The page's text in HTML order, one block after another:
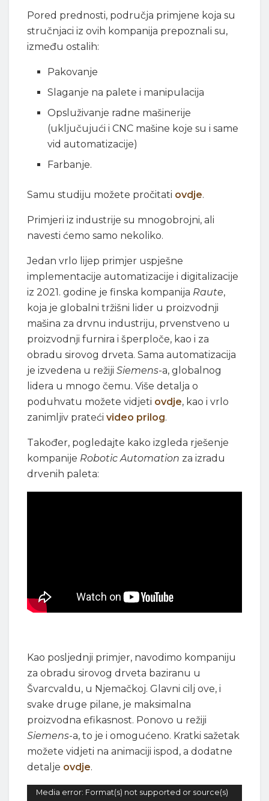
Pored prednosti, područja primjene koja su
stručnjaci iz ovih kompanija prepoznali su,
između ostalih:
Pakovanje
Slaganje na palete i manipulacija
Opsluživanje radne mašinerije
(uključujući i CNC mašine koje su i same
vid automatizacije)
Farbanje.
Samu studiju možete pročitati ovdje.
Primjeri iz industrije su mnogobrojni, ali
navesti ćemo samo nekoliko.
Jedan vrlo lijep primjer uspješne
implementacije automatizacije i digitalizacije
iz 2021. godine je finska kompanija Raute,
koja je globalni tržišni lider u proizvodnji
mašina za drvnu industriju, prvenstveno u
proizvodnji furnira i šperploče, kao i za
obradu sirovog drveta. Sama automatizacija
je izvedena u režiji Siemens-a, globalnog
lidera u mnogo čemu. Više detalja o
poduhvatu možete vidjeti ovdje, kao i vrlo
zanimljiv prateći video prilog.
Također, pogledajte kako izgleda rješenje
kompanije Robotic Automation za izradu
drvenih paleta:
Kao posljednji primjer, navodimo kompaniju
za obradu sirovog drveta baziranu u
Švarcvaldu, u Njemačkoj. Glavni cilj ove, i
svake druge pilane, je maksimalna
proizvodna efikasnost. Ponovo u režiji
Siemens-a, to je i omogućeno. Kratki sažetak
možete vidjeti na animaciji ispod, a dodatne
detalje ovdje.
Video
Media error: Format(s) not supported or source(s)